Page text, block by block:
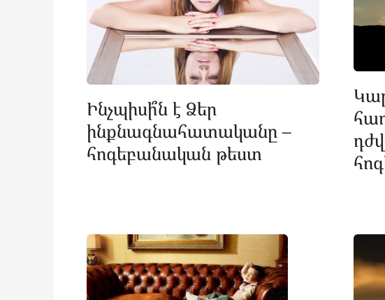
Ինչպիսի՞ն է Ձեր
ինքնագնահատականը –
հոգեբանական թեստ